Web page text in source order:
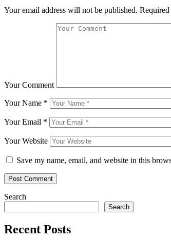
Your email address will not be published. Required
Your Comment
Your Name *
Your Email *
Your Website
Save my name, email, and website in this
Search
Search
Recent Posts